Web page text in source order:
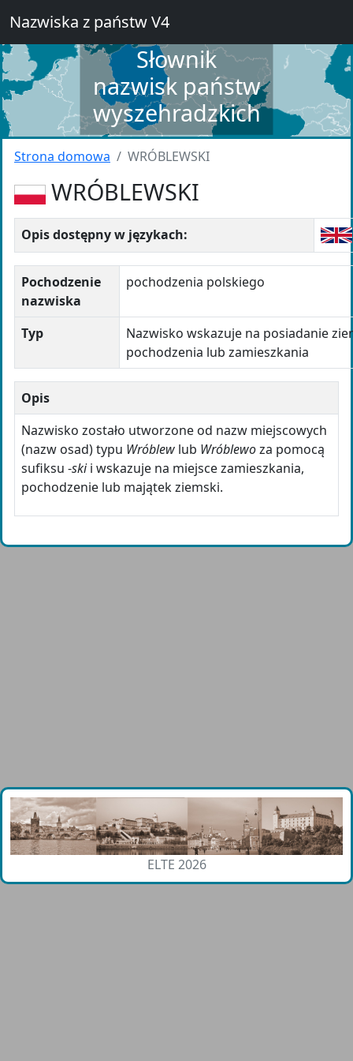
Nazwiska z państw V4
Słownik
nazwisk państw
wyszehradzkich
Strona domowa WRÓBLEWSKI
WRÓBLEWSKI
Opis dostępny w językach:
Pochodzenie
nazwiska
pochodzenia polskiego
Typ
Nazwisko wskazuje na posiadanie
pochodzenia lub zamieszkania
Opis
Nazwisko zostało utworzone od nazw miejscowych
(nazw osad) typu Wróblew lub Wróblewoza pomocą
sufiksu -skii wskazuje na miejsce zamieszkania,
pochodzenie lub majątek ziemski.
ELTE 2026